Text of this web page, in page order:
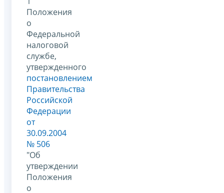
Положения
о
Федеральной
налоговой
службе,
утвержденного
постановлением
Правительства
Российской
Федерации
от
30.09.2004
№ 506
"Об
утверждении
Положения
о